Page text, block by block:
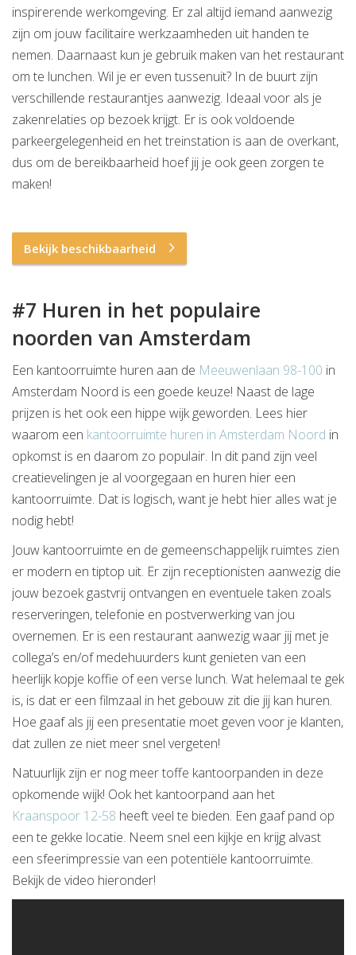
inspirerende werkomgeving. Er zal altijd iemand aanwezig
zijn om jouw facilitaire werkzaamheden uit handen te
nemen. Daarnaast kun je gebruik maken van het restaurant
om te lunchen. Wil je er even tussenuit? In de buurt zijn
verschillende restaurantjes aanwezig. Ideaal voor als je
zakenrelaties op bezoek krijgt. Er is ook voldoende
parkeergelegenheid en het treinstation is aan de overkant,
dus om de bereikbaarheid hoef jij je ook geen zorgen te
maken!
Bekijk beschikbaarheid
#7 Huren in het populaire
noorden van Amsterdam
Een kantoorruimte huren aan de Meeuwenlaan 98-100 in
Amsterdam Noord is een goede keuze! Naast de lage
prijzen is het ook een hippe wijk geworden. Lees hier
waarom een kantoorruimte huren in Amsterdam Noord in
opkomst is en daarom zo populair. In dit pand zijn veel
creatievelingen je al voorgegaan en huren hier een
kantoorruimte. Dat is logisch, want je hebt hier alles wat je
nodig hebt!
Jouw kantoorruimte en de gemeenschappelijk ruimtes zien
er modern en tiptop uit. Er zijn receptionisten aanwezig die
jouw bezoek gastvrij ontvangen en eventuele taken zoals
reserveringen, telefonie en postverwerking van jou
overnemen. Er is een restaurant aanwezig waar jij met je
collega’s en/of medehuurders kunt genieten van een
heerlijk kopje koffie of een verse lunch. Wat helemaal te gek
is, is dat er een filmzaal in het gebouw zit die jij kan huren.
Hoe gaaf als jij een presentatie moet geven voor je klanten,
dat zullen ze niet meer snel vergeten!
Natuurlijk zijn er nog meer toffe kantoorpanden in deze
opkomende wijk! Ook het kantoorpand aan het
Kraanspoor 12-58 heeft veel te bieden. Een gaaf pand op
een te gekke locatie. Neem snel een kijkje en krijg alvast
een sfeerimpressie van een potentiële kantoorruimte.
Bekijk de video hieronder!